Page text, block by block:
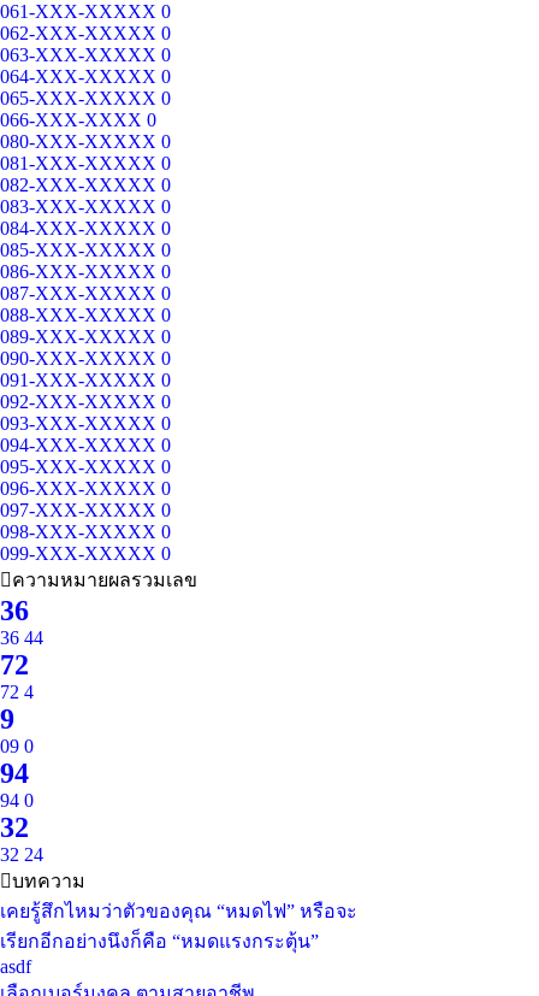
061-XXX-XXXXX 0
062-XXX-XXXXX 0
063-XXX-XXXXX 0
064-XXX-XXXXX 0
065-XXX-XXXXX 0
066-XXX-XXXX 0
080-XXX-XXXXX 0
081-XXX-XXXXX 0
082-XXX-XXXXX 0
083-XXX-XXXXX 0
084-XXX-XXXXX 0
085-XXX-XXXXX 0
086-XXX-XXXXX 0
087-XXX-XXXXX 0
088-XXX-XXXXX 0
089-XXX-XXXXX 0
090-XXX-XXXXX 0
091-XXX-XXXXX 0
092-XXX-XXXXX 0
093-XXX-XXXXX 0
094-XXX-XXXXX 0
095-XXX-XXXXX 0
096-XXX-XXXXX 0
097-XXX-XXXXX 0
098-XXX-XXXXX 0
099-XXX-XXXXX 0
ความหมายผลรวมเลข
36
36 44
72
72 4
9
09 0
94
94 0
32
32 24
บทความ
เคยรู้สึกไหมว่าตัวของคุณ “หมดไฟ” หรือจะ
เรียกอีกอย่างนึงก็คือ “หมดแรงกระตุ้น”
asdf